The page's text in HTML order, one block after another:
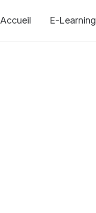
Accueil E-Learning